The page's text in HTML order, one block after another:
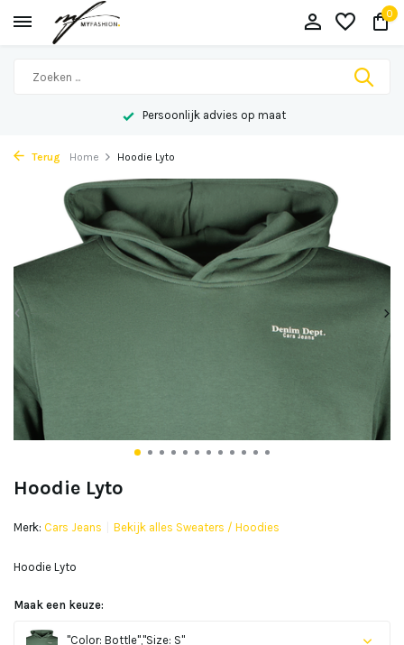
0
Persoonlijk advies op maat
Terug Home Hoodie Lyto
Hoodie Lyto
Merk: Cars Jeans Bekijk alles Sweaters / Hoodies
Hoodie Lyto
Maak een keuze:
"Color: Bottle","Size: S"